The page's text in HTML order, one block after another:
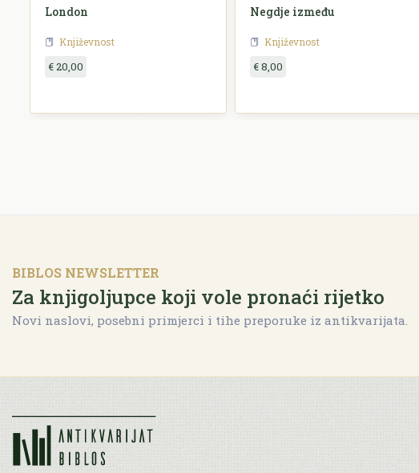
London
Književnost
€ 20,00
Negdje između
Književnost
€ 8,00
BIBLOS NEWSLETTER
Za knjigoljupce koji vole pronaći rijetko
Novi naslovi, posebni primjerci i tihe preporuke iz antikvarijata.